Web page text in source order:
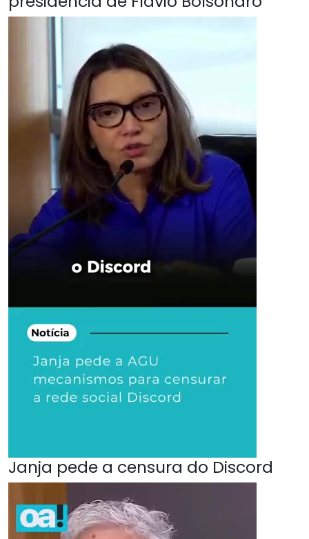
Janja pede a censura do Discord